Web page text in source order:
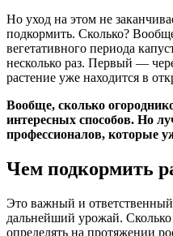
Но уход на этом не
подкормить. Сколько?
вегетативного периода
несколько раз. Первый —
растение уже находится в
Вообще, сколько
интересных способов. Но
профессионалов, которые
Чем подкормить
Это важный и ответственный
дальнейший урожай.
определять на протяжении